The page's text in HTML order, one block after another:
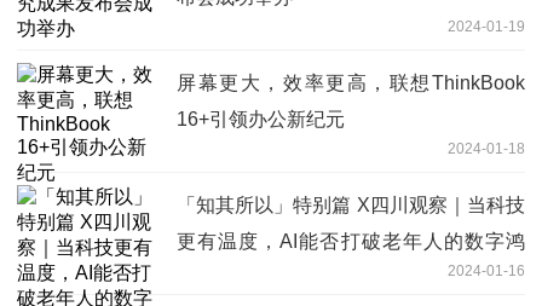
2024-01-19
屏幕更大，效率更高，联想ThinkBook
16+引领办公新纪元
2024-01-18
「知其所以」特别篇 X四川观察｜当科技
更有温度，AI能否打破老年人的数字鸿
2024-01-16